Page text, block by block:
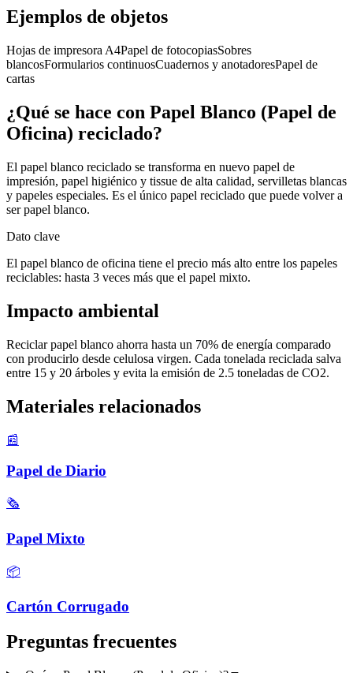
Ejemplos de objetos
Hojas de impresora A4Papel de fotocopiasSobres
blancosFormularios continuosCuadernos y anotadoresPapel de
cartas
¿Qué se hace con Papel Blanco (Papel de
Oficina) reciclado?
El papel blanco reciclado se transforma en nuevo papel de
impresión, papel higiénico y tissue de alta calidad, servilletas blancas
y papeles especiales. Es el único papel reciclado que puede volver a
ser papel blanco.
Dato clave
El papel blanco de oficina tiene el precio más alto entre los papeles
reciclables: hasta 3 veces más que el papel mixto.
Impacto ambiental
Reciclar papel blanco ahorra hasta un 70% de energía comparado
con producirlo desde celulosa virgen. Cada tonelada reciclada salva
entre 15 y 20 árboles y evita la emisión de 2.5 toneladas de CO2.
Materiales relacionados
📰
Papel de Diario
🗞️
Papel Mixto
📦
Cartón Corrugado
Preguntas frecuentes